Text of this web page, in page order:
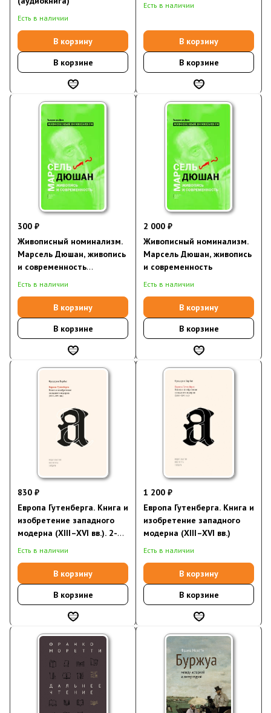
Есть в наличии
В корзину
В корзине
Есть в наличии
В корзину
В корзине
300 ₽
Живописный номинализм.
Марсель Дюшан, живопись
и современность
(электронная книга)
Есть в наличии
В корзину
В корзине
2 000 ₽
Живописный номинализм.
Марсель Дюшан, живопись
и современность
Есть в наличии
В корзину
В корзине
830 ₽
Европа Гутенберга. Книга и
изобретение западного
модерна (XIII–XVI вв.). 2-е
изд., испр. (электронная
Есть в наличии
В корзину
В корзине
1 200 ₽
Европа Гутенберга. Книга и
изобретение западного
модерна (XIII–XVI вв.)
Есть в наличии
В корзину
В корзине